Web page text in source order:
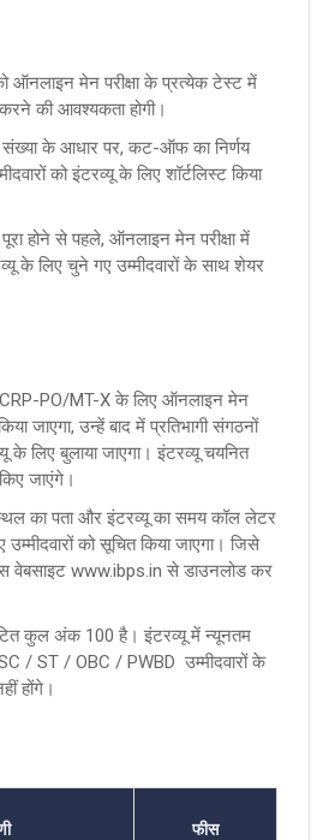
ऑनलाइन मेन परीक्षा के प्रत्येक टेस्ट में
की आवश्यकता होगी।
संख्या के आधार पर, कट-ऑफ का निर्णय
को इंटरव्यू के लिए शॉर्टलिस्ट किया
होने से पहले, ऑनलाइन मेन परीक्षा में
के लिए चुने गए उम्मीदवारों के साथ शेयर
CRP-PO/MT-X के लिए ऑनलाइन मेन
जाएगा, उन्हें बाद में प्रतिभागी संगठनों
के लिए बुलाया जाएगा। इंटरव्यू चयनित
जाएंगे।
स्थल का पता और इंटरव्यू का समय कॉल लेटर
उम्मीदवारों को सूचित किया जाएगा। जिसे
वेबसाइट www.ibps.in से डाउनलोड कर
कुल अंक 100 है। इंटरव्यू में न्यूनतम
/ ST / OBC / PWBD उम्मीदवारों के
होंगे।
फीस